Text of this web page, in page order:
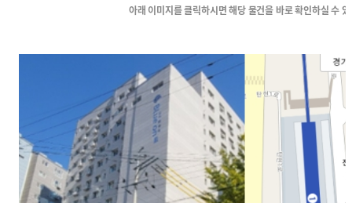
아래 이미지를 클릭하시면해당 물건을 바로 확인하실 수